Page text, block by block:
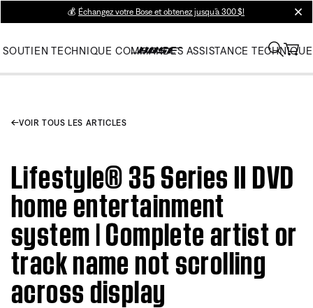
💰 Échangez votre Bose et obtenez jusqu’à 300 $!
SOUTIEN TECHNIQUE COMMANDES ASSISTANCE TECHNIQUE
VOIR TOUS LES ARTICLES
Lifestyle® 35 Series II DVD
home entertainment
system | Complete artist or
track name not scrolling
across display